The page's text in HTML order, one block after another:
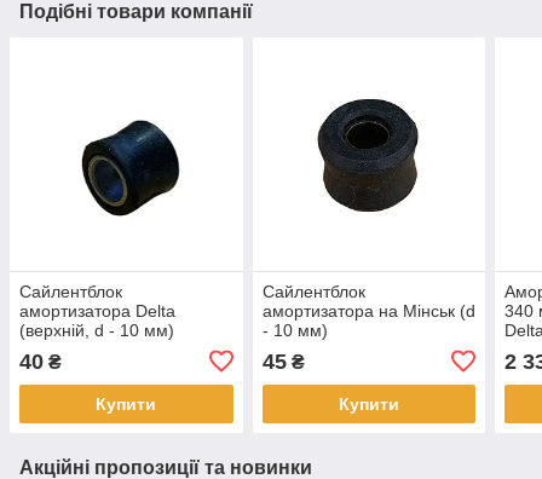
Подібні товари компанії
Сайлентблок
амортизатора Delta
(верхній, d - 10 мм)
40 ₴
Купити
Сайлентблок
амортизатора на Мінськ (d
- 10 мм)
45₴
Купити
340
2
Акційні пропозиції та новинки